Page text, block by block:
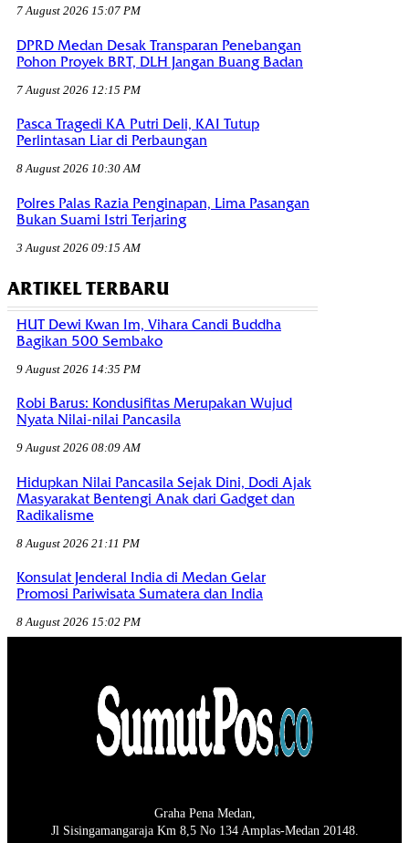
7 August 2026 15:07 PM
DPRD Medan Desak Transparan Penebangan
Pohon Proyek BRT, DLH Jangan Buang Badan
7 August 2026 12:15 PM
Pasca Tragedi KA Putri Deli, KAI Tutup
Perlintasan Liar di Perbaungan
8 August 2026 10:30 AM
Polres Palas Razia Penginapan, Lima Pasangan
Bukan Suami Istri Terjaring
3 August 2026 09:15 AM
ARTIKEL TERBARU
HUT Dewi Kwan Im, Vihara Candi Buddha
Bagikan 500 Sembako
9 August 2026 14:35 PM
Robi Barus: Kondusifitas Merupakan Wujud
Nyata Nilai-nilai Pancasila
9 August 2026 08:09 AM
Hidupkan Nilai Pancasila Sejak Dini, Dodi Ajak
Masyarakat Bentengi Anak dari Gadget dan
Radikalisme
8 August 2026 21:11 PM
Konsulat Jenderal India di Medan Gelar
Promosi Pariwisata Sumatera dan India
8 August 2026 15:02 PM
Graha Pena Medan,
Jl Sisingamangaraja Km 8,5 No 134 Amplas-Medan 20148.